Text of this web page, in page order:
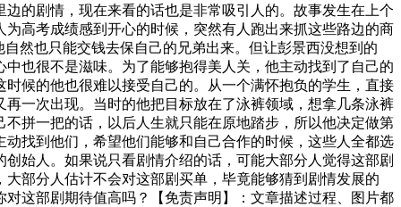
的剧情，现在来看的话也是非常吸引人的。故事发生在上个
高考成绩感到开心的时候，突然有人跑出来抓这些路边的商
然也只能交钱去保自己的兄弟出来。但让彭景西没想到的
也很不是滋味。为了能够抱得美人关，他主动找到了自己的
候的他也很难以接受自己的。从一个满怀抱负的学生，直接
一次出现。当时的他把目标放在了泳裤领域，想拿几条泳裤
拼一把的话，以后人生就只能在原地踏步，所以他决定做第
找到他们，希望他们能够和自己合作的时候，这些人全都选
始人。如果说只看剧情介绍的话，可能大部分人觉得这部剧
部分人估计不会对这部剧买单，毕竟能够猜到剧情发展的
这部剧期待值高吗？【免责声明】：文章描述过程、图片都